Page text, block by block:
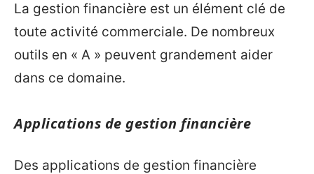
La gestion financière est un élément clé de
toute activité commerciale. De nombreux
outils en « A » peuvent grandement aider
dans ce domaine.
Applications de gestion financière
Des applications de gestion financière